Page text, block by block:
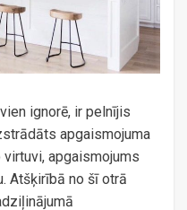
ignorē, ir pelnījis
apgaismojuma
apgaismojums
Atšķirībā no šī otrā